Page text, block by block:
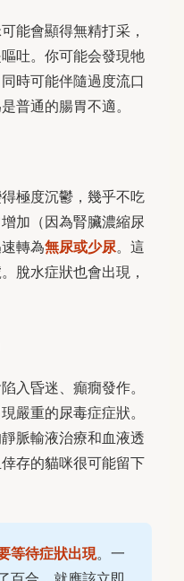
能會顯得無精打采，
吐。你可能会發現牠
時可能伴隨過度流口
普通的腸胃不適。
極度沉鬱，幾乎不吃
加（因為腎臟濃縮尿
轉為無尿或少尿。這
脫水症狀也會出現，
入昏迷、癲癇發作。
嚴重的尿毒症症狀。
脈輸液治療和血液透
存的貓咪很可能留下
等待症狀出現。一